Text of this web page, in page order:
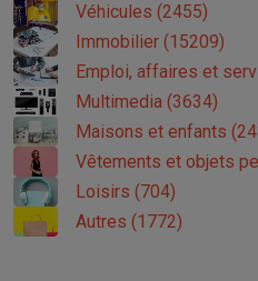
Véhicules (2455)
Immobilier (15209)
Emploi, affaires et
Multimedia (3634)
Maisons et enfants
Vêtements et objets
Loisirs (704)
Autres (1772)